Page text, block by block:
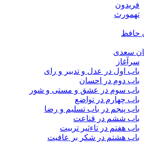
فریدون
تهمورث
حافظ
سعدی
سرآغاز
باب اول در عدل و تدبیر و رای
باب دوم در احسان
باب سوم در عشق و مستی و شور
باب چهارم در تواضع
باب پنجم در باب تسلیم و رضا
باب ششم در قناعت
باب هفتم در تاءثیر تربیت
باب هشتم در شکر بر عافیت